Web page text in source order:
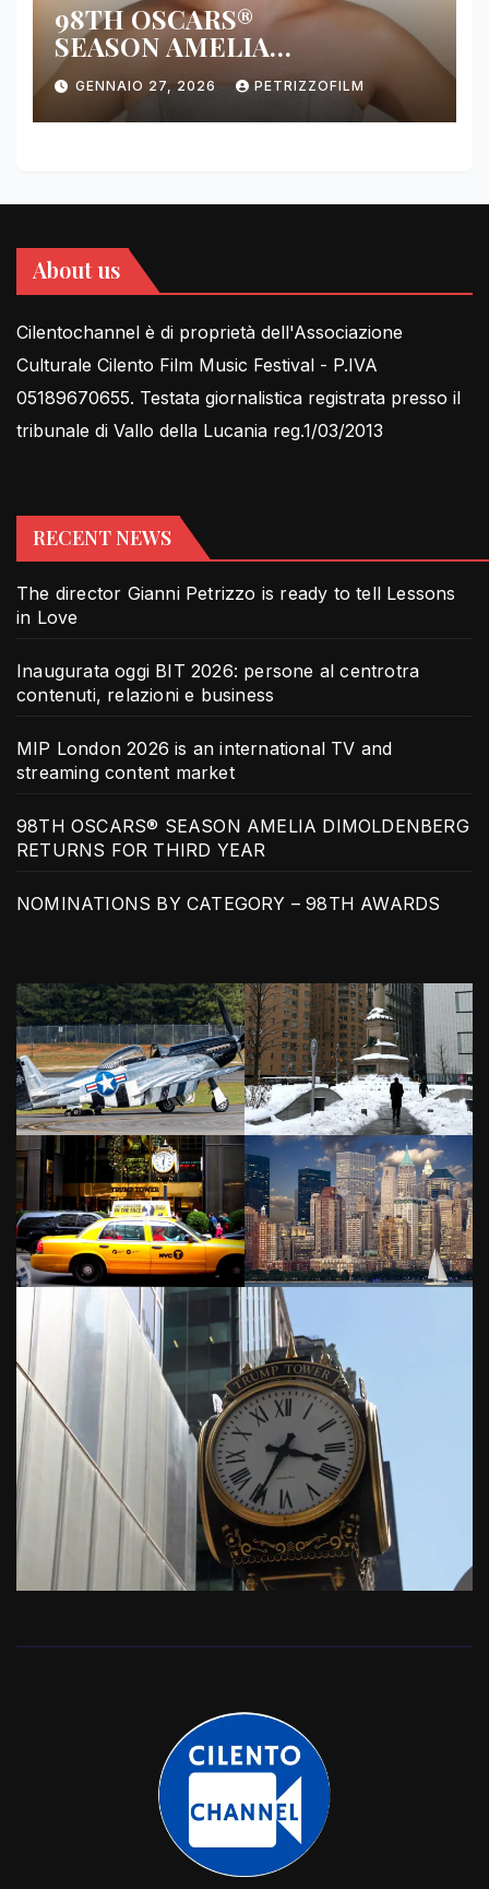
98TH OSCARS®
SEASON AMELIA
DIMOLDENBERG RETURNS
FOR THIRD YEAR
GENNAIO 27, 2026 PETRIZZOFILM
About us
Cilentochannel è di proprietà dell'Associazione
Culturale Cilento Film Music Festival - P.IVA
05189670655. Testata giornalistica registrata presso il
tribunale di Vallo della Lucania reg.1/03/2013
RECENT NEWS
The director Gianni Petrizzo is ready to tell Lessons
in Love
Inaugurata oggi BIT 2026: persone al centrotra
contenuti, relazioni e business
MIP London 2026 is an international TV and
streaming content market
98TH OSCARS® SEASON AMELIA DIMOLDENBERG
RETURNS FOR THIRD YEAR
NOMINATIONS BY CATEGORY – 98TH AWARDS